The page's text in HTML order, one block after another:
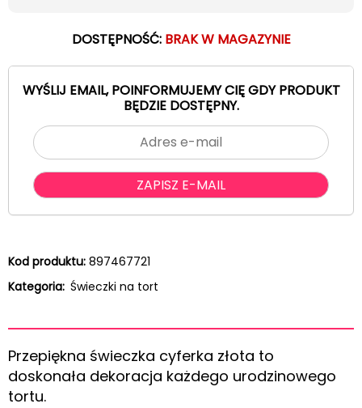
DOSTĘPNOŚĆ: BRAK W MAGAZYNIE
WYŚLIJ EMAIL, POINFORMUJEMY CIĘ GDY PRODUKT
BĘDZIE DOSTĘPNY.
Kod produktu: 897467721
Kategoria: Świeczki na tort
Przepiękna świeczka cyferka złota to
doskonała dekoracja każdego urodzinowego
tortu.